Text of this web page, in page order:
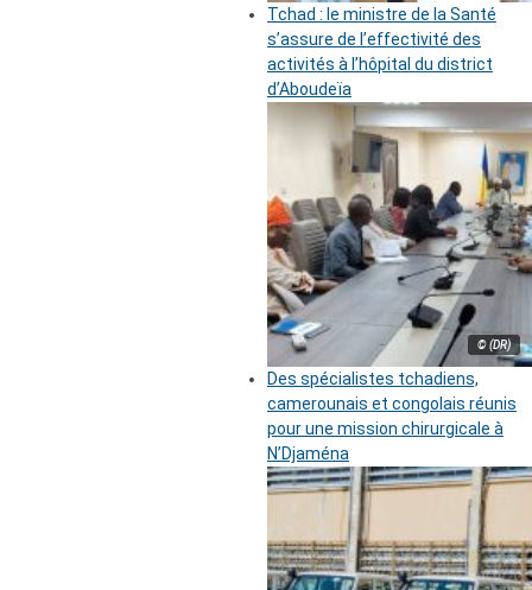
Tchad : le ministre de la Santé
s’assure de l’effectivité des
activités à l’hôpital du district
d’Aboudeïa
© (DR)
Des spécialistes tchadiens,
camerounais et congolais réunis
pour une mission chirurgicale à
N’Djaména